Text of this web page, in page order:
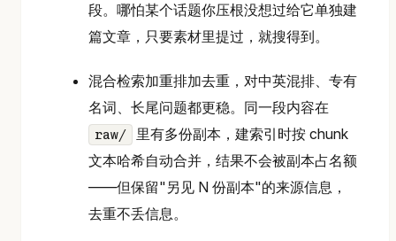
段。哪怕某个话题你压根没想过给它单独建
篇文章，只要素材里提过，就搜得到。
混合检索加重排加去重，对中英混排、专有
名词、长尾问题都更稳。同一段内容在
raw/
里有多份副本，建索引时按 chunk
文本哈希自动合并，结果不会被副本占名额
——但保留"另见 N 份副本"的来源信息，
去重不丢信息。